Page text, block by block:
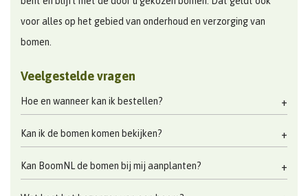
voor alles op het gebied van onderhoud en verzorging van
bomen.
Veelgestelde vragen
Hoe en wanneer kan ik bestellen?
Kan ik de bomen komen bekijken?
Kan BoomNL de bomen bij mij aanplanten?